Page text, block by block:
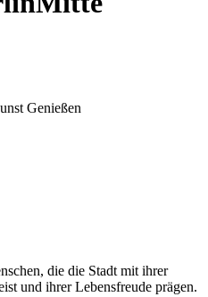
Genießen
die die Stadt mit ihrer
und ihrer Lebensfreude prägen.